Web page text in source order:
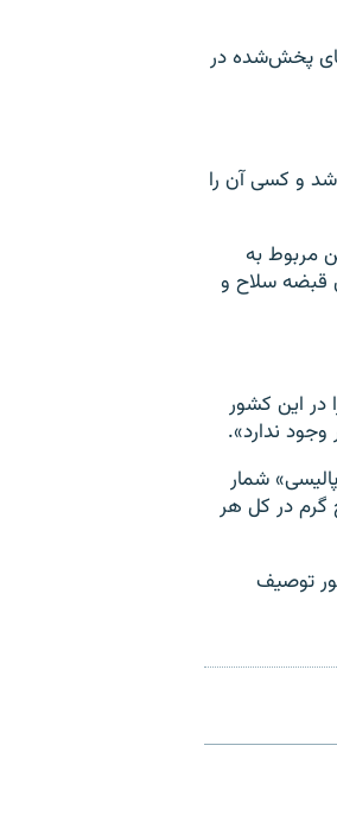
پخش‌شده در
و کسی آن را
مربوط به
قبضه سلاح و
در این کشور
ندارد».
شمار
گرم در کل هر
توصیف